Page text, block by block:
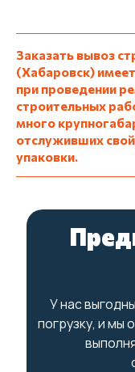
Заказать вывоз
(Хабаровск)
при проведении
строительных
много
отслуживших
упаковки.
У нас
погрузку, и мы